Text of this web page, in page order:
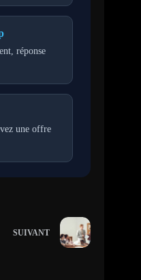
réponse
une offre
SUIVANT